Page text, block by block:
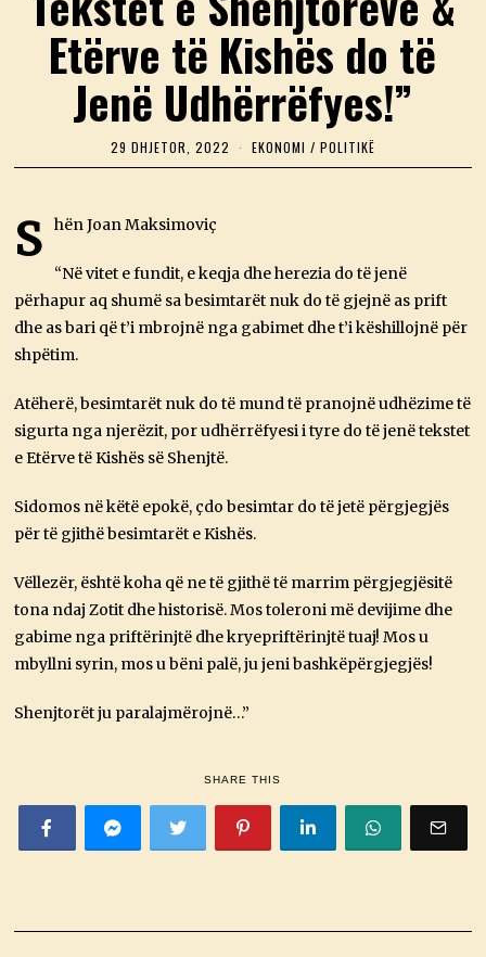
Etërve të Kishës do të
Jenë Udhërrëfyes!”
29 DHJETOR, 2022
9
O
R
,
2
0
EKONOMI / POLITIKË
S hën Joan Maksimoviç
“Në vitet e fundit, e keqja dhe herezia do të jenë
përhapur aq shumë sa besimtarët nuk do të gjejnë as prift
dhe as bari që t’i mbrojnë nga gabimet dhe t’i këshillojnë për
shpëtim.
Atëherë, besimtarët nuk do të mund të pranojnë udhëzime të
sigurta nga njerëzit, por udhërrëfyesi i tyre do të jenë tekstet
e Etërve të Kishës së Shenjtë.
Sidomos në këtë epokë, çdo besimtar do të jetë përgjegjës
për të gjithë besimtarët e Kishës.
Vëllezër, është koha që ne të gjithë të marrim përgjegjësitë
tona ndaj Zotit dhe historisë. Mos toleroni më devijime dhe
gabime nga priftërinjtë dhe kryepriftërinjtë tuaj! Mos u
mbyllni syrin, mos u bëni palë, ju jeni bashkëpërgjegjës!
Shenjtorët ju paralajmërojnë…”
SHARE THIS